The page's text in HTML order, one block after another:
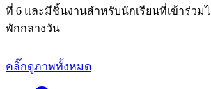
ที่ 6 และมีชิ้นงานสำหรับนักเรียนที่เข้าร่วม
พักกลางวัน
คลิ๊กดูภาพทั้งหมด